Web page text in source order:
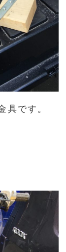
具です。